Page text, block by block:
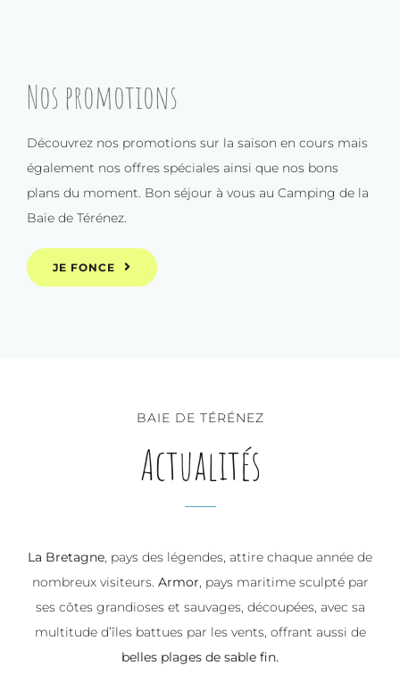
Nos promotions
Découvrez nos promotions sur la saison en cours mais
également nos offres spéciales ainsi que nos bons
plans du moment. Bon séjour à vous au Camping de la
Baie de Térénez.
JE FONCE
BAIE DE TÉRÉNEZ
Actualités
La Bretagne, pays des légendes, attire chaque année de
nombreux visiteurs. Armor, pays maritime sculpté par
ses côtes grandioses et sauvages, découpées, avec sa
multitude d’îles battues par les vents, offrant aussi de
belles plages de sable fin.